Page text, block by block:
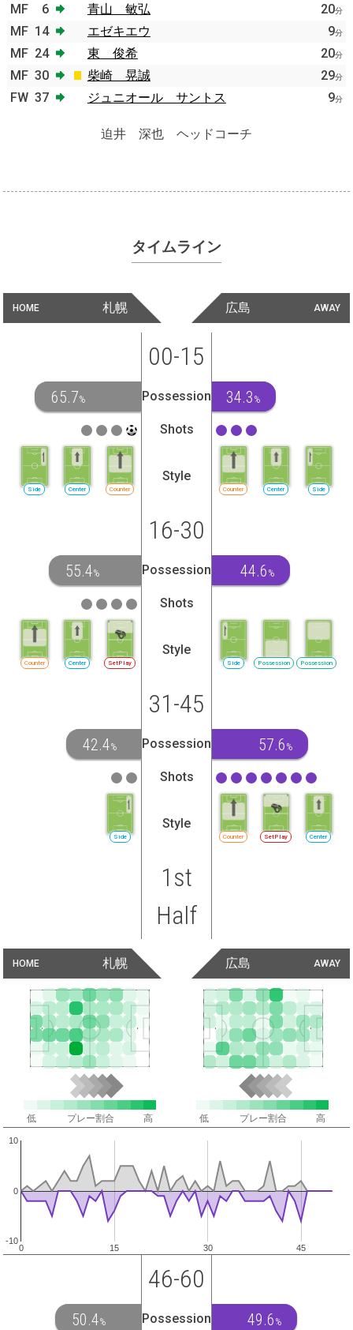
MF
6 青山 敏弘 20分
MF 14 エゼキエウ 9分
MF 24 東 俊希 20分
MF 30 柴崎 晃誠 29分
FW 37 ジュニオール サントス 9分
迫井 深也 ヘッドコーチ
タイムライン
HOME 札幌 AWAY
広島
00-15
65.7% Possession 34.3 %
Shots
Counter
Center
Side
Style
Counter Center Side
16-30
55.4% Possession 44.6 %
Shots
SetPlay
Center
Counter
Style
Side Possession Possession
31-45
42.4% Possession 57.6 %
Shots
Side
Style
Counter SetPlay Center
1st
Half
HOME 札幌 AWAY
広島
低 プレー割合 高 低 プレー割合 高
0 15 30 45
-10
0
10
46-60
50.4% Possession 49.6 %